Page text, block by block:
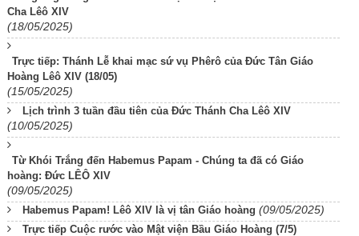
Cha Lêô XIV
(18/05/2025)
Trực tiếp: Thánh Lễ khai mạc sứ vụ Phêrô của Đức Tân Giáo
Hoàng Lêô XIV (18/05)
(15/05/2025)
Lịch trình 3 tuần đầu tiên của Đức Thánh Cha Lêô XIV
(10/05/2025)
Từ Khói Trắng đến Habemus Papam - Chúng ta đã có Giáo
hoàng: Đức LÊÔ XIV
(09/05/2025)
Habemus Papam! Lêô XIV là vị tân Giáo hoàng (09/05/2025)
Trực tiếp Cuộc rước vào Mật viện Bầu Giáo Hoàng (7/5)